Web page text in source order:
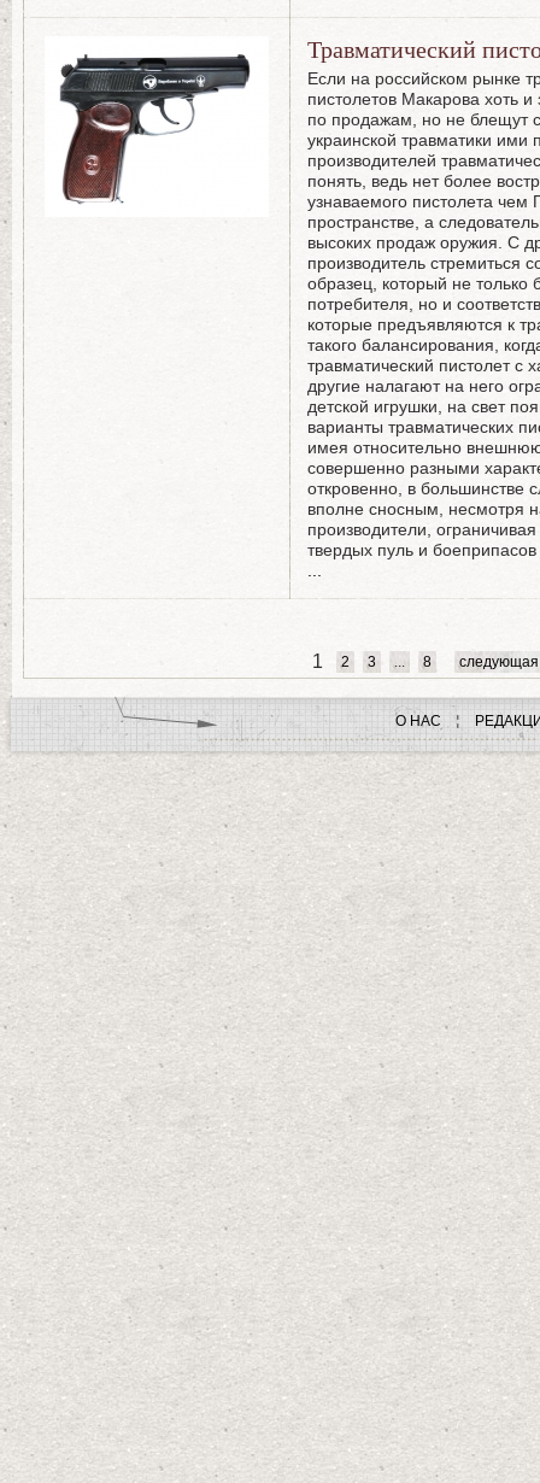
Травматический
Если на российском рынке
пистолетов Макарова хоть
по продажам, но не блещут
украинской травматики
производителей
понять, ведь нет более
узнаваемого пистолета чем
пространстве, а
высоких продаж оружия. С
производитель стремиться
образец, который не только
потребителя, но и
которые предъявляются к
такого балансирования,
травматический пистолет с
другие налагают на него
детской игрушки, на свет
варианты травматических
имея относительно
совершенно разными
откровенно, в большинстве
вполне сносным, несмотря
производители,
твердых пуль и
1 2 3 8 следующая
О НАС